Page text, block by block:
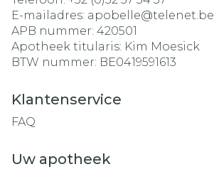
E-mailadres: apobelle@telenet.be
APB nummer: 420501
Apotheek titularis: Kim Moesick
BTW nummer: BE0419591613
Klantenservice
FAQ
Uw apotheek